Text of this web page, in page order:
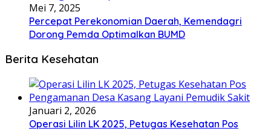
Mei 7, 2025
Percepat Perekonomian Daerah, Kemendagri
Dorong Pemda Optimalkan BUMD
Berita Kesehatan
Januari 2, 2026
Operasi Lilin LK 2025, Petugas Kesehatan Pos